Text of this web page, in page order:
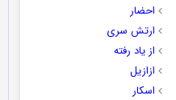
احضار
ارتش سری
از یاد رفته
ازازیل
اسکار